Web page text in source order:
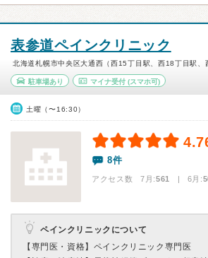
表参道ペインクリニック
北海道札幌市中央区大通西（西15丁目駅、西18丁目駅、
駐車場あり マイナ受付(スマホ可)
土曜（〜16:30）
8件
アクセス数 7月:561 | 6月:
ペインクリニックについて
【専門医・資格】 ペインクリニック専門医